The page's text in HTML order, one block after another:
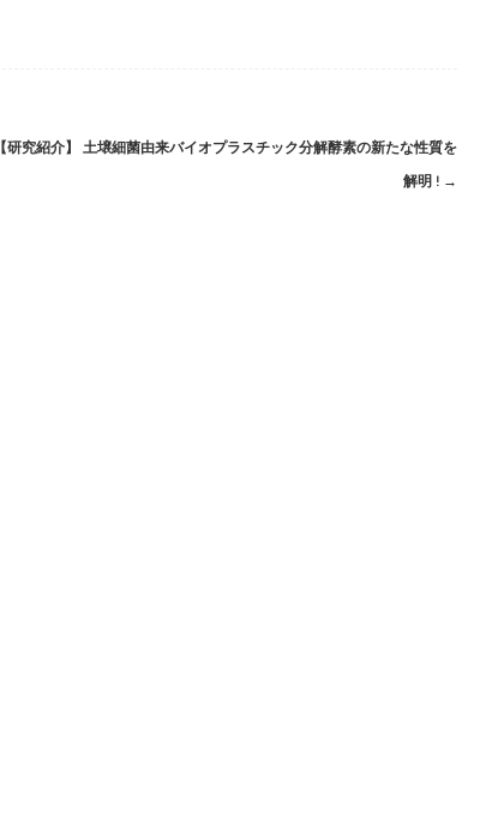
【研究紹介】 土壌細菌由来バイオプラスチック分解酵素の新たな性質を
解明 ! →